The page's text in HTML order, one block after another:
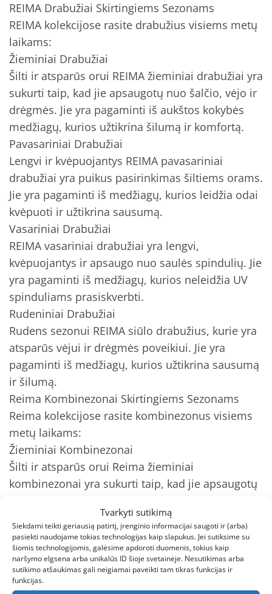
Tvarkyti sutikimą
Siekdami teikti geriausią patirtį, įrenginio informacijai saugoti ir (arba)
pasiekti naudojame tokias technologijas kaip slapukus. Jei sutiksime su
šiomis technologijomis, galėsime apdoroti duomenis, tokius kaip
naršymo elgsena arba unikalūs ID šioje svetainėje. Nesutikimas arba
sutikimo atšaukimas gali neigiamai paveikti tam tikras funkcijas ir
funkcijas.
REIMA Drabužiai Skirtingiems Sezonams
REIMA kolekcijose rasite drabužius visiems metų
laikams:
Žieminiai Drabužiai
Šilti ir atsparūs orui REIMA žieminiai drabužiai yra
sukurti taip, kad jie apsaugotų nuo šalčio, vėjo ir
drėgmės. Jie yra pagaminti iš aukštos kokybės
medžiagų, kurios užtikrina šilumą ir komfortą.
Pavasariniai Drabužiai
Lengvi ir kvėpuojantys REIMA pavasariniai
drabužiai yra puikus pasirinkimas šiltiems orams.
Jie yra pagaminti iš medžiagų, kurios leidžia odai
kvėpuoti ir užtikrina sausumą.
Vasariniai Drabužiai
REIMA vasariniai drabužiai yra lengvi,
kvėpuojantys ir apsaugo nuo saulės spindulių. Jie
yra pagaminti iš medžiagų, kurios neleidžia UV
spinduliams prasiskverbti.
Rudeniniai Drabužiai
Rudens sezonui REIMA siūlo drabužius, kurie yra
atsparūs vėjui ir drėgmės poveikiui. Jie yra
pagaminti iš medžiagų, kurios užtikrina sausumą
ir šilumą.
Reima Kombinezonai Skirtingiems Sezonams
Reima kolekcijose rasite kombinezonus visiems
metų laikams:
Žieminiai Kombinezonai
Šilti ir atsparūs orui Reima žieminiai
kombinezonai yra sukurti taip, kad jie apsaugotų
aukštos kokybės medžiagų, kurios užtikrina
šilumą ir komfortą.
Pavasariniai Kombinezonai
Lengvi ir kvėpuojantys Reima pavasariniai
kombinezonai yra puikus pasirinkimas šiltiems